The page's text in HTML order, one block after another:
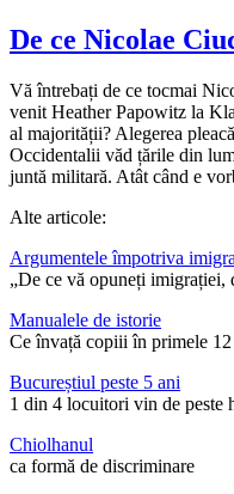
De ce Nicolae
Vă întrebați de ce tocmai
venit Heather Papowitz la
al majorității? Alegerea
Occidentalii văd țările din
juntă militară. Atât când e
Alte articole:
Argumentele împotriva
„De ce vă opuneți imigrației,
Manualele de istorie
Ce învață copiii în primele 12
Bucureștiul peste 5 ani
1 din 4 locuitori vin de peste
Chiolhanul
ca formă de discriminare